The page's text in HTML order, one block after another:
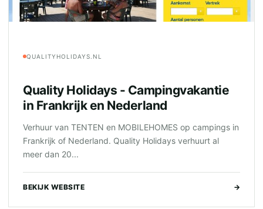
QUALITYHOLIDAYS.NL
Quality Holidays - Campingvakantie
in Frankrijk en Nederland
Verhuur van TENTEN en MOBILEHOMES op campings in
Frankrijk of Nederland. Quality Holidays verhuurt al
meer dan 20...
BEKIJK WEBSITE →